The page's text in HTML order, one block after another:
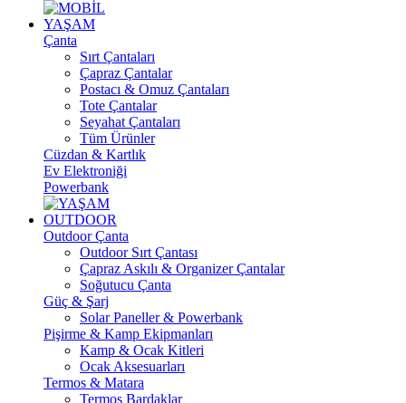
YAŞAM
Çanta
Sırt Çantaları
Çapraz Çantalar
Postacı & Omuz Çantaları
Tote Çantalar
Seyahat Çantaları
Tüm Ürünler
Cüzdan & Kartlık
Ev Elektroniği
Powerbank
OUTDOOR
Outdoor Çanta
Outdoor Sırt Çantası
Çapraz Askılı & Organizer Çantalar
Soğutucu Çanta
Güç & Şarj
Solar Paneller & Powerbank
Pişirme & Kamp Ekipmanları
Kamp & Ocak Kitleri
Ocak Aksesuarları
Termos & Matara
Termos Bardaklar